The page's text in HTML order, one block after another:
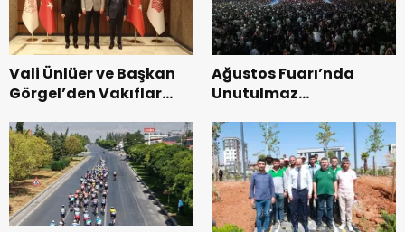
Vali Ünlüer ve Başkan
Görgel’den Vakıflar
ziyaret.
Ağustos Fuarı’nda
Unutulmaz